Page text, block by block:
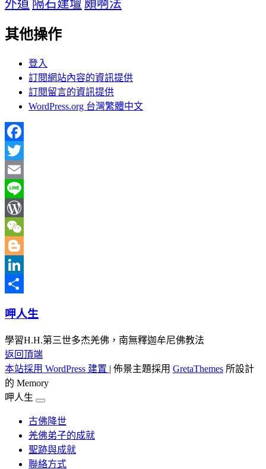
外道 隔石建壇 頗啊法
其他操作
登入
訂閱網站內容的資訊提供
訂閱留言的資訊提供
WordPress.org 台灣繁體中文
Facebook
Twitter
Email
Line
WordPress
WeChat
Blogger
LinkedIn
享
呷人生
學習H.H.第三世多杰羌佛，南無釋迦牟尼佛教法
返回頂端
本站採用 WordPress 建置 | 佈景主題採用 GretaThemes 所設計
的 Memory
呷人生
古佛降世
羌佛弟子的成就
聖跡與成就
聯絡方式